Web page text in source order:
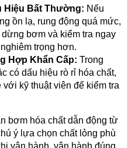
Hiệu Bất Thường: Nếu
ồn lạ, rung động quá mức,
bơm và kiểm tra ngay
trọng hơn.
Hợp Khẩn Cấp: Trong
có dấu hiệu rò rỉ hóa chất,
kỹ thuật viên để kiểm tra
bơm hóa chất dẫn động từ
ý lựa chọn chất lỏng phù
vận hành, vận hành đúng